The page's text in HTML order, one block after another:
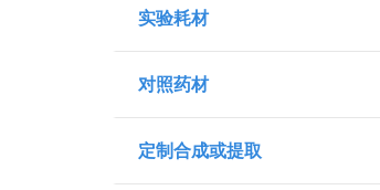
实验耗材
对照药材
定制合成或提取